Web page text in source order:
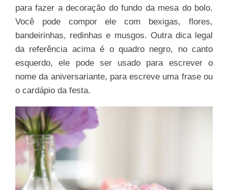
para fazer a decoração do fundo da mesa do bolo.
Você pode compor ele com bexigas, flores,
bandeirinhas, redinhas e musgos. Outra dica legal
da referência acima é o quadro negro, no canto
esquerdo, ele pode ser usado para escrever o
nome da aniversariante, para escreve uma frase ou
o cardápio da festa.